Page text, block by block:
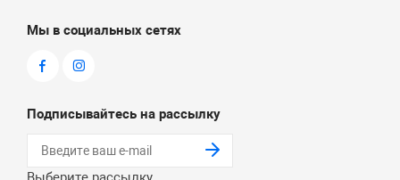
Мы в социальных сетях
Подписывайтесь на рассылку